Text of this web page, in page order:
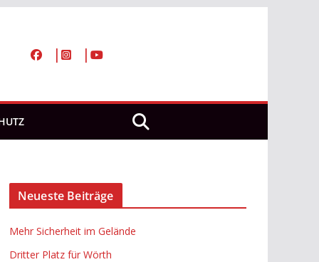
Neueste Beiträge
Mehr Sicherheit im Gelände
Dritter Platz für Wörth